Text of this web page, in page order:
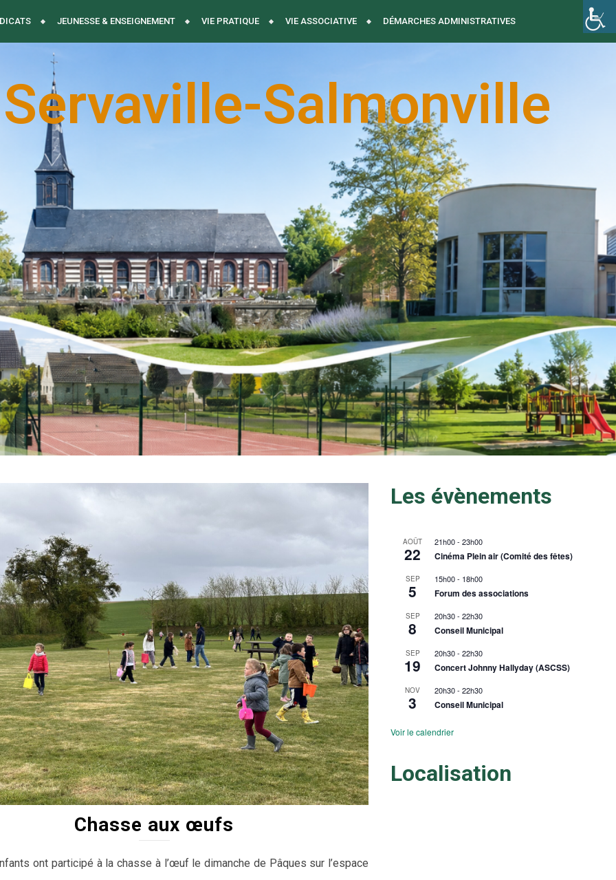
JEUNESSE & ENSEIGNEMENT VIE PRATIQUE VIE ASSOCIATIVE DÉMARCHES ADMINISTRATIVES
Salmonville
Chasse aux œufs
ont participé à la chasse à l’œuf le dimanche de Pâques sur l’espace
Les évènements
AOÛT
22
21h00- 23h00
Cinéma Plein air (Comité des fêtes)
SEP
5
15h00- 18h00
Forum des associations
SEP
8
20h30- 22h30
Conseil Municipal
SEP
19
20h30- 22h30
Concert Johnny Hallyday (ASCSS)
NOV
3
20h30- 22h30
Conseil Municipal
Voir le calendrier
Localisation